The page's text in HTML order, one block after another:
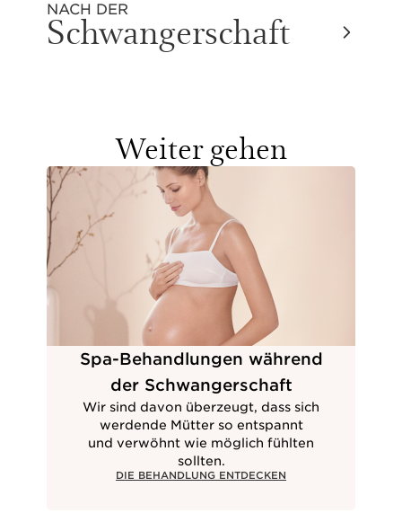
NACH DER
Schwangerschaft
Weiter gehen
Spa-Behandlungen während
der Schwangerschaft
Wir sind davon überzeugt, dass sich
werdende Mütter so entspannt
und verwöhnt wie möglich fühlten
sollten.
DIE BEHANDLUNG ENTDECKEN